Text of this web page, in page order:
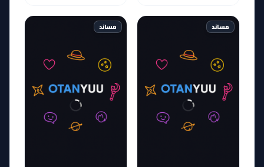
مساند مساند